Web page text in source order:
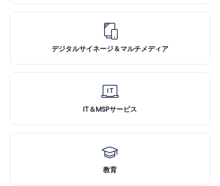
デジタルサイネージ＆マルチメディア
IT＆MSPサービス
教育